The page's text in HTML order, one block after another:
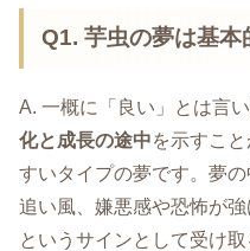
Q1. 芋虫の夢は基本
A. 一概に「良い」とは言
化と成長の途中を示すこ
すいタイプの夢です。夢
追い風、嫌悪感や恐怖が
というサインとして受け取